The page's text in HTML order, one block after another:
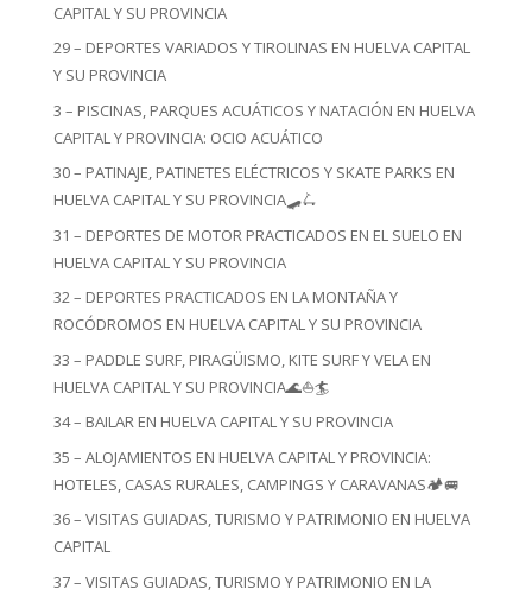
CAPITAL Y SU PROVINCIA
29 – DEPORTES VARIADOS Y TIROLINAS EN HUELVA CAPITAL
Y SU PROVINCIA
3 – PISCINAS, PARQUES ACUÁTICOS Y NATACIÓN EN HUELVA
CAPITAL Y PROVINCIA: OCIO ACUÁTICO
30 – PATINAJE, PATINETES ELÉCTRICOS Y SKATE PARKS EN
HUELVA CAPITAL Y SU PROVINCIA🛹🛴
31 – DEPORTES DE MOTOR PRACTICADOS EN EL SUELO EN
HUELVA CAPITAL Y SU PROVINCIA
32 – DEPORTES PRACTICADOS EN LA MONTAÑA Y
ROCÓDROMOS EN HUELVA CAPITAL Y SU PROVINCIA
33 – PADDLE SURF, PIRAGÜISMO, KITE SURF Y VELA EN
HUELVA CAPITAL Y SU PROVINCIA🌊⛵🏄
34 – BAILAR EN HUELVA CAPITAL Y SU PROVINCIA
35 – ALOJAMIENTOS EN HUELVA CAPITAL Y PROVINCIA:
HOTELES, CASAS RURALES, CAMPINGS Y CARAVANAS🏕️🚐
36 – VISITAS GUIADAS, TURISMO Y PATRIMONIO EN HUELVA
CAPITAL
37 – VISITAS GUIADAS, TURISMO Y PATRIMONIO EN LA